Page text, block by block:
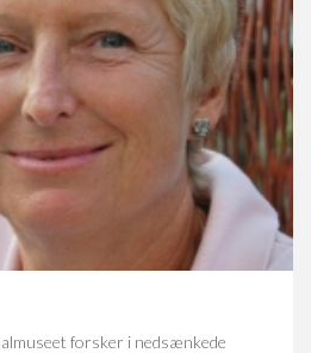
forsker i nedsænkede